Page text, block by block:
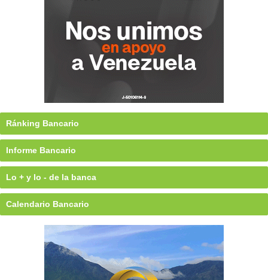
Ránking Bancario
Informe Bancario
Lo + y lo - de la banca
Calendario Bancario